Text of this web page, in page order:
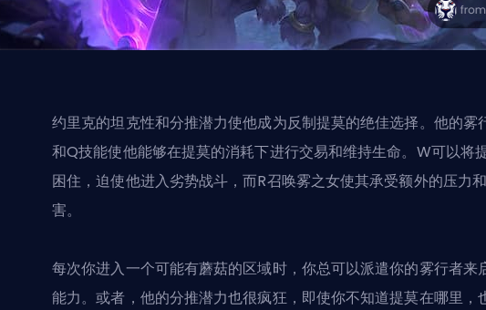
约里克的坦克性和分推潜力使他成为反制提莫的绝佳选择。他的雾
和Q技能使他能够在提莫的消耗下进行交易和维持生命。W可以将
困住，迫使他进入劣势战斗，而R召唤雾之女使其承受额外的压力
害。
每次你进入一个可能有蘑菇的区域时，你总可以派遣你的雾行者来
能力。或者，他的分推潜力也很疯狂，即使你不知道提莫在哪里，